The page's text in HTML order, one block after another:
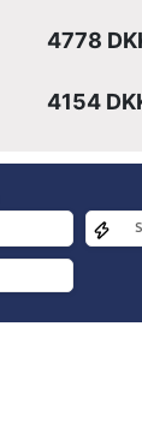
4778
4154